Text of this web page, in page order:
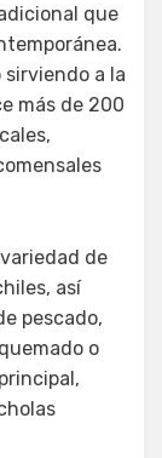
que
a la
más de 200
de
así
pescado,
o